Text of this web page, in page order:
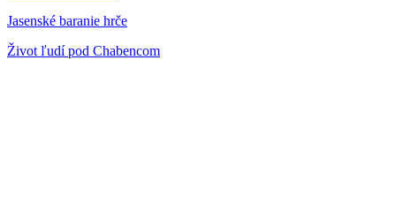
Jasenské baranie hrče
Život ľudí pod Chabencom